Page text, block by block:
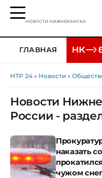
НОВОСТИ НИЖНЕКАМСКА
ГЛАВНАЯ
НТР 24 » Новости »
Новости
России -
наказать
чужом